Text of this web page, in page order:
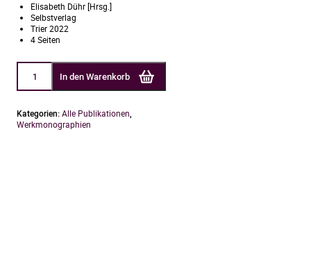
Elisabeth Dühr [Hrsg.]
Selbstverlag
Trier 2022
4 Seiten
Johann
Beckert
III.,
1683–
85
(Werkmonographie
In den Warenkorb
Kategorien:Alle Publikationen
Werkmonographien